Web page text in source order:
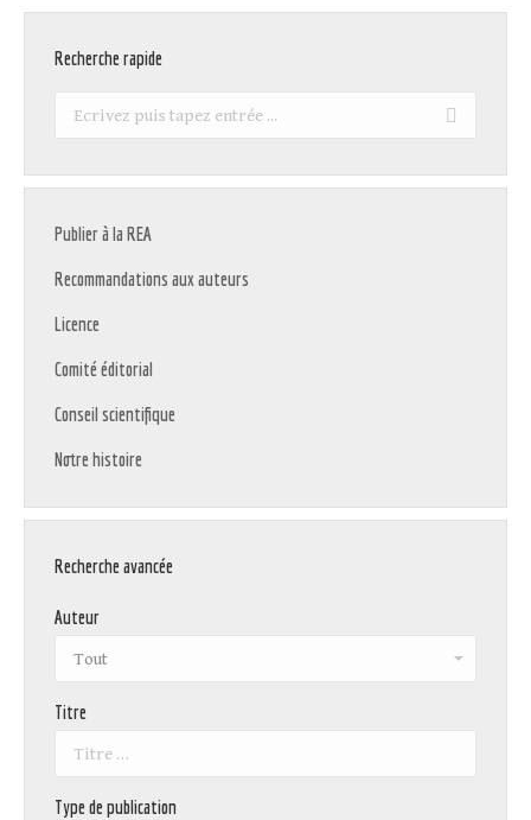
Recherche rapide
Recherche
Publier à la REA
Recommandations aux auteurs
Licence
Comité éditorial
Conseil scientifique
Notre histoire
Recherche avancée
Auteur
Titre
Type de publication